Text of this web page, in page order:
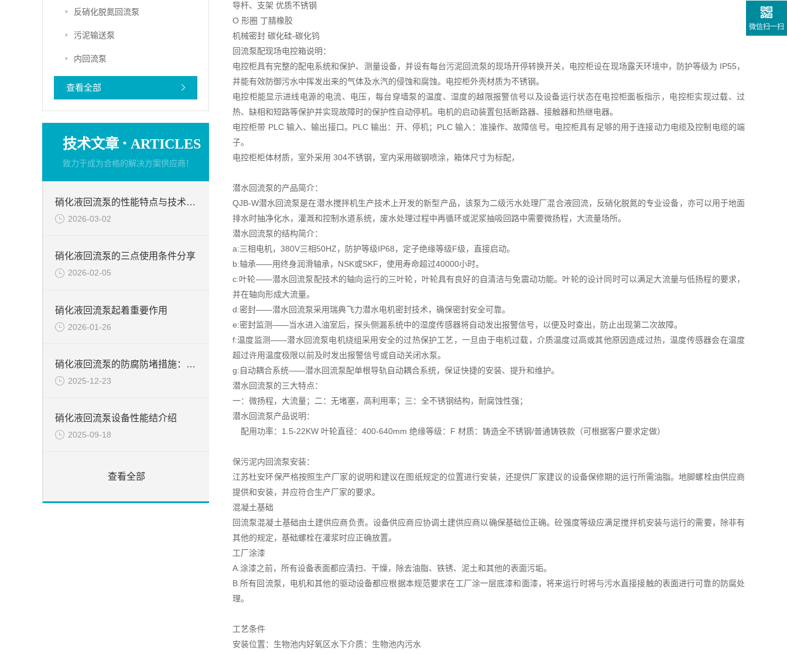
反硝化脱氮回流泵
污泥输送泵
内回流泵
查看全部
技术文章 · ARTICLES
致力于成为合格的解决方案供应商！
硝化液回流泵的性能特点与技术要求介绍
2026-03-02
硝化液回流泵的三点使用条件分享
2026-02-05
硝化液回流泵起着重要作用
2026-01-26
硝化液回流泵的防腐防堵措施：预防结垢与堵塞的有效方法
2025-12-23
硝化液回流泵设备性能结介绍
2025-09-18
查看全部
导杆、支架 优质不锈钢
O 形圈 丁腈橡胶
机械密封 碳化硅-碳化钨
回流泵配现场电控箱说明：
电控柜具有完整的配电系统和保护、测量设备，并设有每台污泥回流泵的现场开停转换开关，电控柜设在现场露天环境中，防护等级为 IP55，
并能有效防御污水中挥发出来的气体及水汽的侵蚀和腐蚀。电控柜外壳材质为不锈钢。
电控柜能显示进线电源的电流、电压，每台穿墙泵的温度、湿度的越限报警信号以及设备运行状态在电控柜面板指示，电控柜实现过载、过
热、缺相和短路等保护并实现故障时的保护性自动停机。电机的启动装置包括断路器、接触器和热继电器。
电控柜带 PLC 输入、输出接口。PLC 输出：开、停机；PLC 输入：准操作、故障信号。电控柜具有足够的用于连接动力电缆及控制电缆的端
子。
电控柜柜体材质，室外采用 304不锈钢，室内采用碳钢喷涂，箱体尺寸为标配，
潜水回流泵的产品简介：
QJB-W潜水回流泵是在潜水搅拌机生产技术上开发的新型产品，该泵为二级污水处理厂混合液回流，反硝化脱氮的专业设备，亦可以用于地面
排水时抽净化水，灌溉和控制水道系统，废水处理过程中再循环或泥浆抽吸回路中需要微扬程，大流量场所。
潜水回流泵的结构简介：
a:三相电机，380V三相50HZ，防护等级IP68，定子绝缘等级F级，直接启动。
b:轴承——用终身润滑轴承，NSK或SKF，使用寿命超过40000小时。
c:叶轮——潜水回流泵配技术的轴向运行的三叶轮，叶轮具有良好的自清洁与免震动功能。叶轮的设计同时可以满足大流量与低扬程的要求，
并在轴向形成大流量。
d:密封——潜水回流泵采用瑞典飞力潜水电机密封技术，确保密封安全可靠。
e:密封监测——当水进入油室后，探头侧漏系统中的湿度传感器将自动发出报警信号，以便及时查出，防止出现第二次故障。
f:温度监测——潜水回流泵电机绕组采用安全的过热保护工艺，一旦由于电机过载，介质温度过高或其他原因造成过热，温度传感器会在温度
超过许用温度极限以前及时发出报警信号或自动关闭水泵。
g:自动耦合系统——潜水回流泵配单根导轨自动耦合系统，保证快捷的安装、提升和维护。
潜水回流泵的三大特点：
一：微扬程，大流量；二：无堵塞，高利用率；三：全不锈钢结构，耐腐蚀性强；
潜水回流泵产品说明：
配用功率：1.5-22KW 叶轮直径：400-640mm 绝缘等级：F 材质：铸造全不锈钢/普通铸铁款（可根据客户要求定做）
保污泥内回流泵安装：
江苏杜安环保严格按照生产厂家的说明和建议在图纸规定的位置进行安装，还提供厂家建议的设备保修期的运行所需油脂。地脚螺栓由供应商
提供和安装，并应符合生产厂家的要求。
混凝土基础
回流泵混凝土基础由土建供应商负责。设备供应商应协调土建供应商以确保基础位正确。砼强度等级应满足搅拌机安装与运行的需要，除非有
其他的规定，基础螺栓在灌浆时应正确放置。
工厂涂漆
A.涂漆之前，所有设备表面都应清扫、干燥，除去油脂、铁锈、泥土和其他的表面污垢。
B.所有回流泵，电机和其他的驱动设备都应根据本规范要求在工厂涂一层底漆和面漆，将来运行时将与污水直接接触的表面进行可靠的防腐处
理。
工艺条件
安装位置：生物池内好氧区水下介质：生物池内污水
微信扫一扫